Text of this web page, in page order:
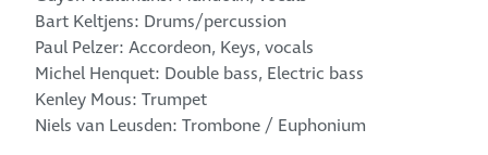
Bart Keltjens: Drums/percussion
Paul Pelzer: Accordeon, Keys, vocals
Michel Henquet: Double bass, Electric bass
Kenley Mous: Trumpet
Niels van Leusden: Trombone / Euphonium